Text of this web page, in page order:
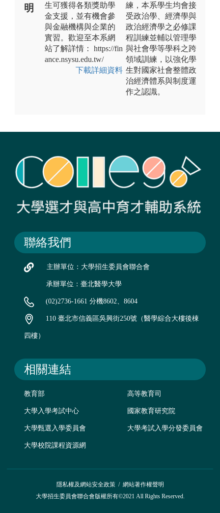
明
生可獲得各類獎助學
金支援，並有機會參
與金融機構與企業的
實習。歡迎至本系網
站了解詳情： https://fin
ance.nsysu.edu.tw/
下載詳細資料
練，本系學生均會接
受政治學、經濟學與
政治經濟學之必修課
程訓練並輔以管理學
與社會學等學科之跨
領域訓練，以強化學
生對國家社會整體政
治經濟體系與制度運
作之認識。
聯絡我們
主辦單位：大學招生委員會聯合會
承辦單位：臺北醫學大學
(02)2736-1661 分機8602、8604
110 臺北市信義區吳興街250號（醫學綜合大樓後棟
四樓）
相關連結
教育部 高等教育司
大學入學考試中心 國家教育研究院
大學甄選入學委員會 大學考試入學分發委員會
大學校院課程資源網
隱私權及網站安全政策/ 網站著作權聲明
大學招生委員會聯合會版權所有©2021 All Rights Reserved.